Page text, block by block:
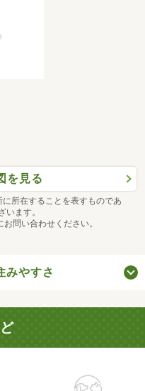
を見る
所在することを表すものであ
います。
問い合わせください。
みやすさ